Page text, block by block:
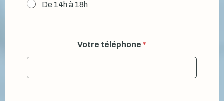
De 14h à 18h
Votre téléphone *